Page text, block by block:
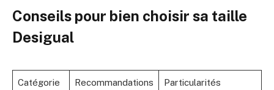
Conseils pour bien choisir sa taille
Desigual
Catégorie Recommandations Particularités